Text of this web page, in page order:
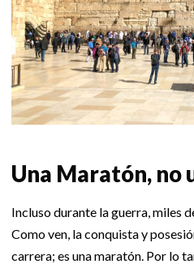
Una Maratón, no
Incluso durante la guerra, miles
Como ven, la conquista y
carrera; es una maratón. Por lo